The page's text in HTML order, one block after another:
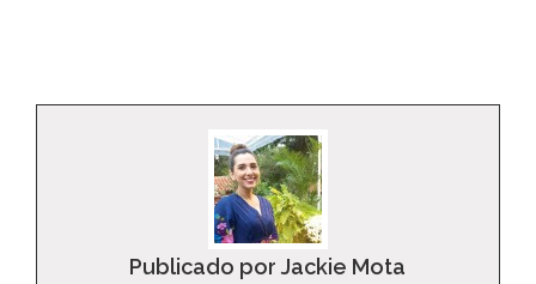
Publicado por Jackie Mota